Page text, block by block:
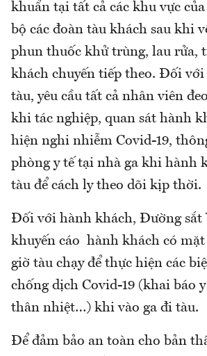
khuẩn tại tất cả các khu vực
bộ các đoàn tàu khách sau khi
phun thuốc khử trùng, lau rửa,
khách chuyến tiếp theo. Đối
tàu, yêu cầu tất cả nhân viên
khi tác nghiệp, quan sát hành
hiện nghi nhiễm Covid-19,
phòng y tế tại nhà ga khi hành
tàu để cách ly theo dõi kịp thời.
Đối với hành khách, Đường sắt
khuyến cáo hành khách có
giờ tàu chạy để thực hiện các
chống dịch Covid-19 (khai báo
thân nhiệt…) khi vào ga đi tàu.
Để đảm bảo an toàn cho bản